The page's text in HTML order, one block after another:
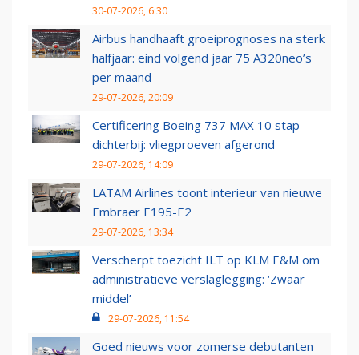
30-07-2026, 6:30
Airbus handhaaft groeiprognoses na sterk
halfjaar: eind volgend jaar 75 A320neo’s
per maand
29-07-2026, 20:09
Certificering Boeing 737 MAX 10 stap
dichterbij: vliegproeven afgerond
29-07-2026, 14:09
LATAM Airlines toont interieur van nieuwe
Embraer E195-E2
29-07-2026, 13:34
Verscherpt toezicht ILT op KLM E&M om
administratieve verslaglegging: ‘Zwaar
middel’
29-07-2026, 11:54
Goed nieuws voor zomerse debutanten